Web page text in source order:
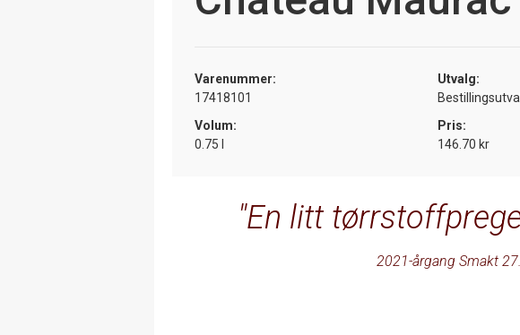
Varenummer:
17418101
Utvalg:
Volum:
0.75 l
Pris:
146.70 kr
En litt
2021-årgang Smakt